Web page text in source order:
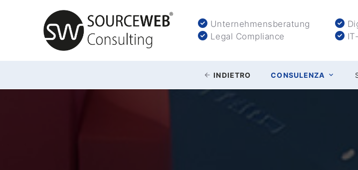
Unternehmensberatung
Legal Compliance
INDIETRO CONSULENZA